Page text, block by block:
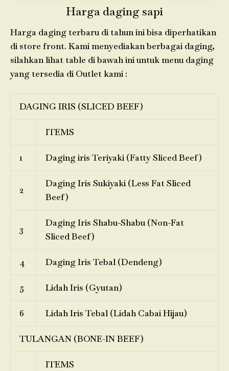
Harga daging sapi
Harga daging terbaru di tahun ini bisa diperhatikan
di store front. Kami menyediakan berbagai daging,
silahkan lihat table di bawah ini untuk menu daging
yang tersedia di Outlet kami :
DAGING IRIS (SLICED BEEF)
ITEMS
1 Daging iris Teriyaki (Fatty Sliced Beef)
2
Daging Iris Sukiyaki (Less Fat Sliced
Beef)
3
Daging Iris Shabu-Shabu (Non-Fat
Sliced Beef)
4 Daging Iris Tebal (Dendeng)
5 Lidah Iris (Gyutan)
6 Lidah Iris Tebal (Lidah Cabai Hijau)
TULANGAN (BONE-IN BEEF)
ITEMS